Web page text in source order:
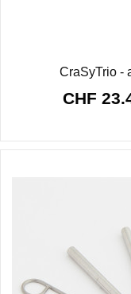
CraSyTrio -
CHF